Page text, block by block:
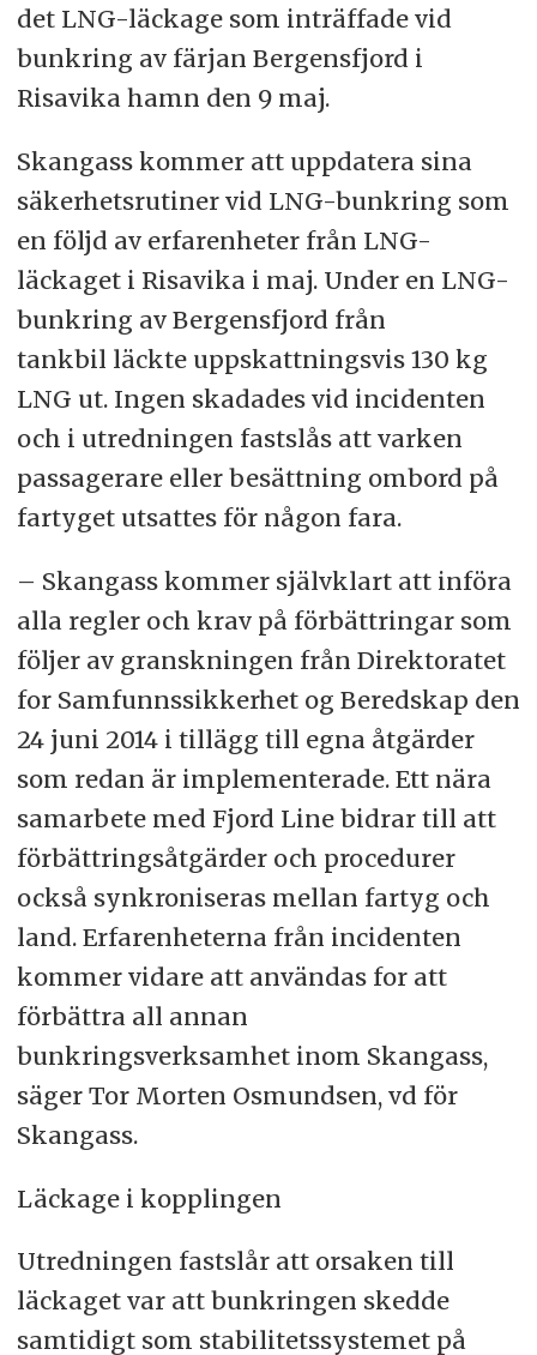
det LNG-läckage som inträffade vid
bunkring av färjan Bergensfjord i
Risavika hamn den 9 maj.
Skangass kommer att uppdatera sina
säkerhetsrutiner vid LNG-bunkring som
en följd av erfarenheter från LNG-
läckaget i Risavika i maj. Under en LNG-
bunkring av Bergensfjord från
tankbil läckte uppskattningsvis 130 kg
LNG ut. Ingen skadades vid incidenten
och i utredningen fastslås att varken
passagerare eller besättning ombord på
fartyget utsattes för någon fara.
– Skangass kommer självklart att införa
alla regler och krav på förbättringar som
följer av granskningen från Direktoratet
for Samfunnssikkerhet og Beredskap den
24 juni 2014 i tillägg till egna åtgärder
som redan är implementerade. Ett nära
samarbete med Fjord Line bidrar till att
förbättringsåtgärder och procedurer
också synkroniseras mellan fartyg och
land. Erfarenheterna från incidenten
kommer vidare att användas for att
förbättra all annan
bunkringsverksamhet inom Skangass,
säger Tor Morten Osmundsen, vd för
Skangass.
Läckage i kopplingen
Utredningen fastslår att orsaken till
läckaget var att bunkringen skedde
samtidigt som stabilitetssystemet på